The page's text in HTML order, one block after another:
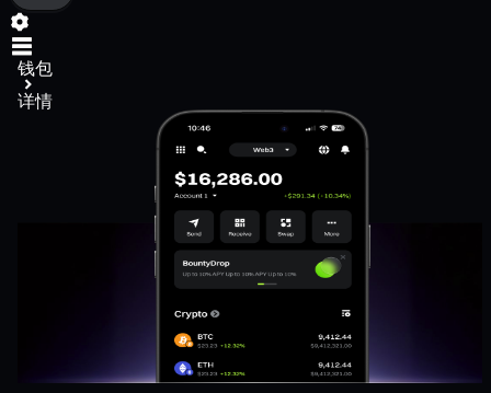
钱包
详情